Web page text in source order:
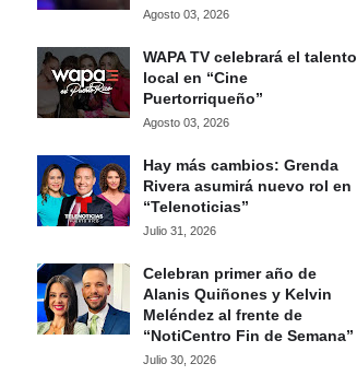
Agosto 03, 2026
WAPA TV celebrará el talento
local en “Cine
Puertorriqueño”
Agosto 03, 2026
Hay más cambios: Grenda
Rivera asumirá nuevo rol en
“Telenoticias”
Julio 31, 2026
Celebran primer año de
Alanis Quiñones y Kelvin
Meléndez al frente de
“NotiCentro Fin de Semana”
Julio 30, 2026